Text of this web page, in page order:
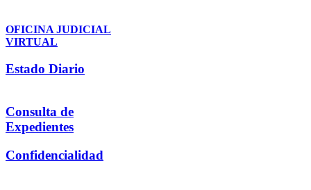
OFICINA JUDICIAL
VIRTUAL
Estado Diario
Consulta de
Expedientes
Confidencialidad